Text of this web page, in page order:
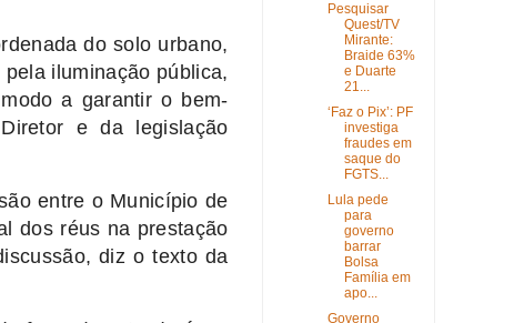
do solo urbano,
iluminação pública,
a garantir o bem-
e da legislação
entre o Município de
dos réus na prestação
diz o texto da
Pesquisar
Quest/TV
Mirante:
Braide 63%
e Duarte
21...
‘Faz o Pix’: PF
investiga
fraudes em
saque do
FGTS...
Lula pede
para
governo
barrar
Bolsa
Família em
apo...
Governo